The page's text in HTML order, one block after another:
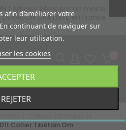
|Articles bénis par un moine
LIVRAISON GRATUITE en France
Collier Tibétain Om
afin d’améliorer votre
continuant de naviguer sur
leur utilisation.
les cookies
REJETER